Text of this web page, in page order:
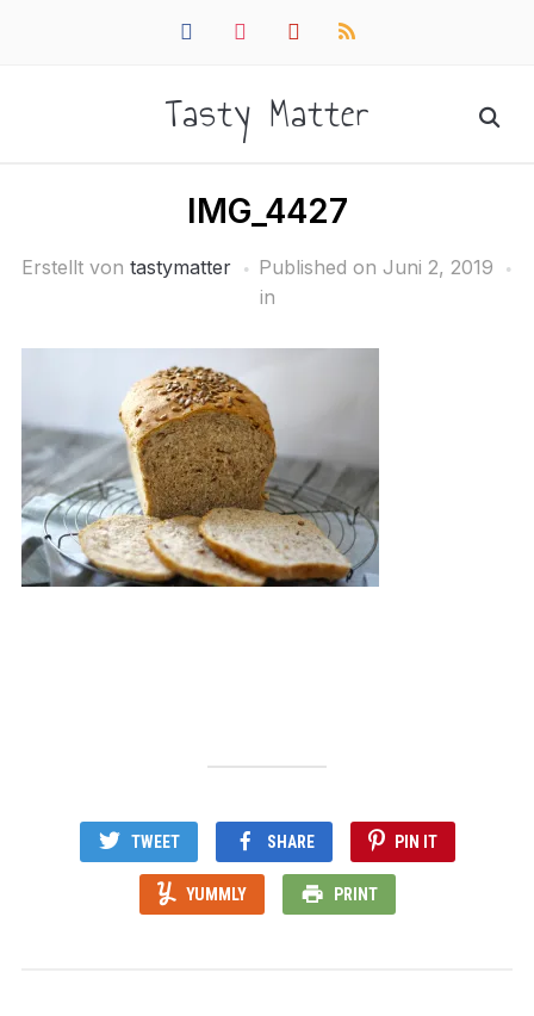
facebookinstagrampinterestrss
Tasty Matter
IMG_4427
Erstellt von tastymatter Published on Juni 2, 2019
in
TWEET SHARE PIN IT
YUMMLY PRINT